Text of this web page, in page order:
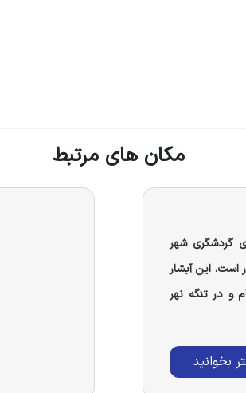
مکان های مرتبط
گردشگری شهر
است. این آبشار
و در تنگه نهر
بخوانید